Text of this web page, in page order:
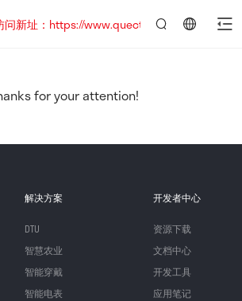
新址：https://www.quectel.com.cn
for your attention!
解决方案
DTU
智慧农业
智能穿戴
智能电表
开发者中心
资源下载
文档中心
开发工具
应用笔记